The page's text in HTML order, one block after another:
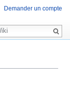
Demander un compte